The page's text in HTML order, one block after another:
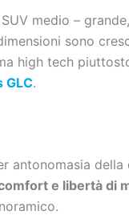
medio – grande,
sono
high tech
GLC.
antonomasia
e libertà di